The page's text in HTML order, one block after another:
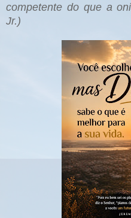
competente do que a
Jr.)